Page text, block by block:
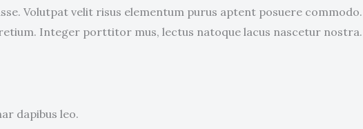
Volutpat velit risus elementum purus aptent posuere commodo.
Integer porttitor mus, lectus natoque lacus nascetur nostra.
dapibus leo.